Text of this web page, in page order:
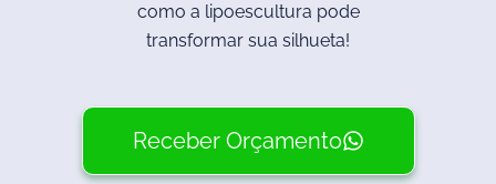
como a lipoescultura pode
transformar sua silhueta!
Receber Orçamento